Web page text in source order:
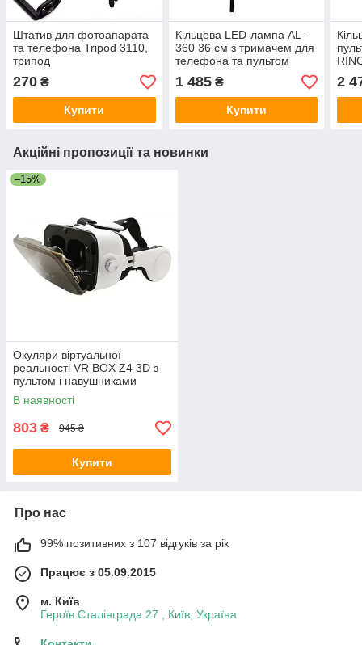
Штатив для фотоапарата
та телефона Tripod 3110,
трипод
270 ₴
Купити
Кільцева LED-лампа AL-
360 36 см з тримачем для
телефона та пультом
1 485₴
Купити
2
Акційні пропозиції та новинки
–15%
Окуляри віртуальної
реальності VR BOX Z4 3D з
пультом і навушниками
В наявності
803 ₴ 945 ₴
Купити
Про нас
99% позитивних з 107 відгуків за рік
Працює з 05.09.2015
м. Київ
Героїв Сталінграда 27 , Київ, Україна